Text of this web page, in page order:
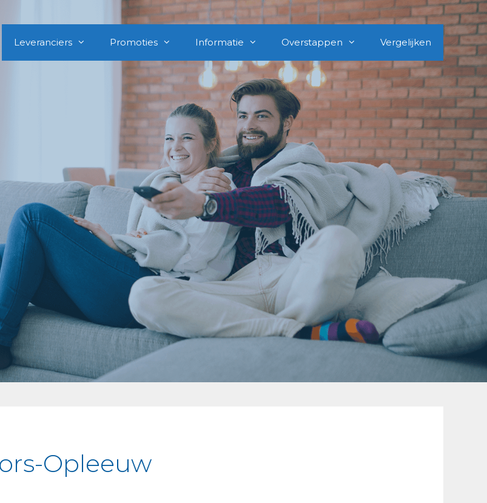
Leveranciers Promoties Informatie Overstappen Vergelijken
Opleeuw